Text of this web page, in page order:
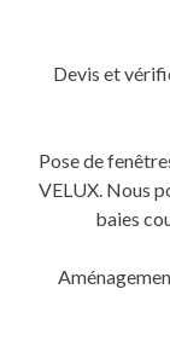
Devis et
Pose de
VELUX. Nous
baies